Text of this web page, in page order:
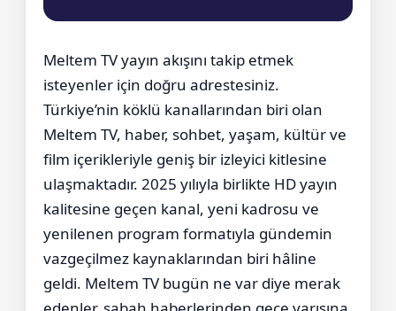
Meltem TV yayın akışını takip etmek
isteyenler için doğru adrestesiniz.
Türkiye’nin köklü kanallarından biri olan
Meltem TV, haber, sohbet, yaşam, kültür ve
film içerikleriyle geniş bir izleyici kitlesine
ulaşmaktadır. 2025 yılıyla birlikte HD yayın
kalitesine geçen kanal, yeni kadrosu ve
yenilenen program formatıyla gündemin
vazgeçilmez kaynaklarından biri hâline
geldi. Meltem TV bugün ne var diye merak